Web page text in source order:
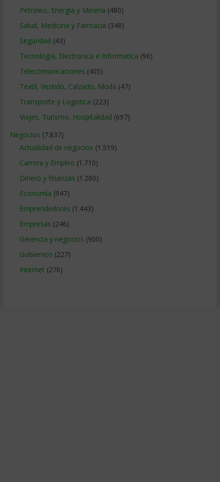
Petroleo, Energia y Mineria (480)
Salud, Medicina y Farmacia (348)
Seguridad (43)
Tecnologia, Electronica e Informatica (96)
Telecomunicaciones (405)
Textil, Vestido, Calzado, Moda (47)
Transporte y Logistica (223)
Viajes, Turismo, Hospitalidad (697)
Negocios (7.837)
Actualidad de negocios (1.519)
Carrera y Empleo (1.710)
Dinero y finanzas (1.260)
Economía (947)
Emprendedores (1.443)
Empresas (246)
Gerencia y negocios (900)
Gobiernos (227)
Internet (276)